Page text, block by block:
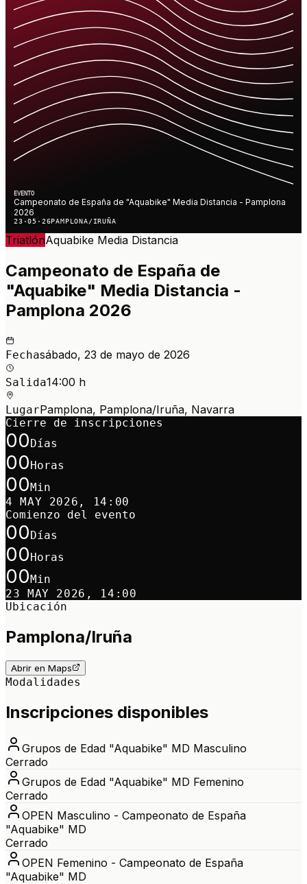
EVENTO
Campeonato de España de "Aquabike" Media Distancia - Pamplona
2026
23·05·26PAMPLONA/IRUÑA
TriatlónAquabike Media Distancia
Campeonato de España de
"Aquabike" Media Distancia -
Pamplona 2026
Fechasábado, 23 de mayo de 2026
Salida14:00 h
LugarPamplona, Pamplona/Iruña, Navarra
Cierre de inscripciones
00 Días
00 Horas
00 Min
4 MAY 2026, 14:00
Comienzo del evento
00 Días
00 Horas
00 Min
23 MAY 2026, 14:00
Ubicación
Pamplona/Iruña
Abrir en Maps
Modalidades
Inscripciones disponibles
Grupos de Edad "Aquabike" MD Masculino
Cerrado
Grupos de Edad "Aquabike" MD Femenino
Cerrado
OPEN Masculino - Campeonato de España
"Aquabike" MD
Cerrado
OPEN Femenino - Campeonato de España
"Aquabike" MD